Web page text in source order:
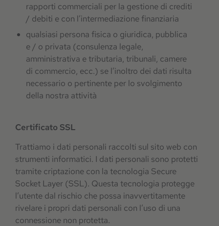
rapporti commerciali per la gestione di crediti
/ debiti e con l’intermediazione finanziaria
qualsiasi persona fisica o giuridica, pubblica
e / o privata (consulenza legale,
amministrativa e tributaria, tribunali, camere
di commercio, ecc.) se l’inoltro dei dati risulta
necessario o pertinente per lo svolgimento
della nostra attività
Certificato SSL
Trattiamo i dati personali raccolti sul sito web con
strumenti informatici. I dati personali sono protetti
tramite criptazione con la tecnologia Secure
Socket Layer (SSL). Questa tecnologia protegge
l’utente dal rischio che possa inavvertitamente
rivelare i propri dati personali con l’uso di una
connessione non protetta.